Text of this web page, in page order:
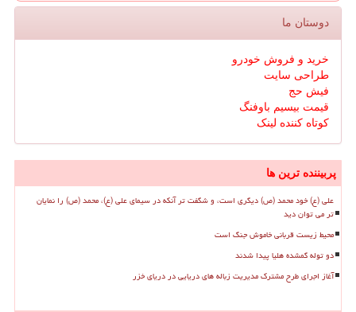
دوستان ما
خرید و فروش خودرو
طراحی سایت
فیش حج
قیمت بیسیم باوفنگ
کوتاه کننده لینک
پربیننده ترین ها
علی (ع) خود محمد (ص) دیگری است، و شگفت تر آنکه در سیمای علی (ع)، محمد (ص) را نمایان
تر می توان دید
محیط زیست قربانی خاموش جنگ است
دو توله گمشده هلیا پیدا شدند
آغاز اجرای طرح مشترک مدیریت زباله های دریایی در دریای خزر